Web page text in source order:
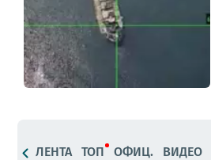
ЛЕНТА ТОП ОФИЦ. ВИДЕО